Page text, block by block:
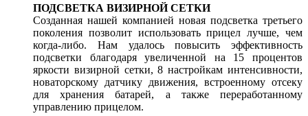
ПОДСВЕТКА ВИЗИРНОЙ СЕТКИ
Созданная нашей компанией новая подсветка третьего
поколения позволит использовать прицел лучше, чем
когда-либо. Нам удалось повысить эффективность
подсветки благодаря увеличенной на 15 процентов
яркости визирной сетки, 8 настройкам интенсивности,
новаторскому датчику движения, встроенному отсеку
для хранения батарей, а также переработанному
управлению прицелом.